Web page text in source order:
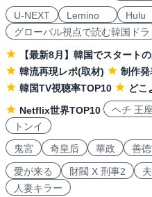
U-NEXT
Lemino Hulu
グローバル視点で読む韓国ドラ
【最新8月】韓国でスタート
韓流再現レポ(取材)
制作
韓国TV視聴率TOP10
どこ
Netflix世界TOP10
ヘチ 王
トンイ
鬼宮
奇皇后 華政 善
愛が来る 財閥 X 刑事2
人妻キラー